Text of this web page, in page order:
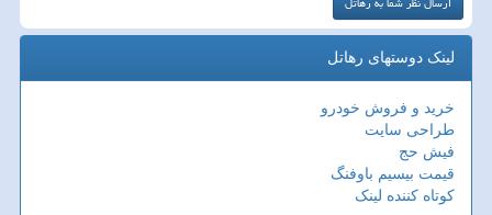
لینک دوستهای رهاتل
خرید و فروش خودرو
طراحی سایت
فیش حج
قیمت بیسیم باوفنگ
کوتاه کننده لینک